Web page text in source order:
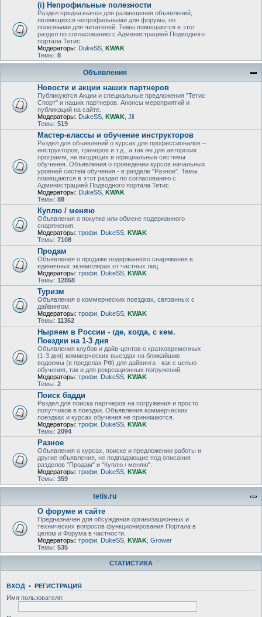
(i) Непрофильные полезности
Раздел предназначен для размещения объявлений,
являющихся непрофильными для форума, но
полезными для читателей. Темы помещаются в этот
раздел по согласованию с Администрацией Подводного
портала Тетис.
Модераторы: DukeSS KWAK
Темы: 8
Объявления
Новости и акции наших партнеров
Публикуются Акции и специальные предложения "Тетис
Спорт" и наших партнеров. Анонсы мероприятий и
публикаций на сайте.
Модераторы: DukeSS KWAK Jil
Темы: 519
Мастер-классы и обучение инструкторов
Раздел для объявлений о курсах для профессионалов –
инструкторов, тренеров и т.д., а так же для авторских
программ, не входящих в официальные системы
обучения. Объявления о проведении курсов начальных
уровней систем обучения - в разделе "Разное". Темы
помещаются в этот раздел по согласованию с
Администрацией Подводного портала Тетис.
Модераторы: DukeSS KWAK
Темы: 88
Куплю / меняю
Объявления о покупке или обмене подержанного
снаряжения.
Модераторы: трофи DukeSS KWAK
Темы: 7108
Продам
Объявления о продаже подержанного снаряжения в
единичных экземплярах от частных лиц.
Модераторы: трофи DukeSS KWAK
Темы: 12858
Туризм
Объявления о коммерческих поездках, связанных с
дайвингом.
Модераторы: трофи DukeSS KWAK
Темы: 11362
Ныряем в России - где, когда, с кем.
Поездки на 1-3 дня
Объявления клубов и дайв-центов о кратковременных
(1-3 дня) коммерческих выездах на ближайшие
водоемы (в пределах РФ) для дайвинга - как с целью
обучения, так и для рекреационных погружений.
Модераторы: трофи DukeSS KWAK
Темы: 2
Поиск бадди
Раздел для поиска партнеров на погружения и просто
попутчиков в поездки. Объявления коммерческих
поездках и курсах обучения не принимаются.
Модераторы: трофи DukeSS KWAK
Темы: 2094
Разное
Объявления о курсах, поиске и предложении работы и
другие объявления, не подпадающие под описания
разделов "Продам" и "Куплю / меняю".
Модераторы: трофи DukeSS KWAK
Темы: 359
tetis.ru
О форуме и сайте
Предназначен для обсуждения организационных и
технических вопросов функционирования Портала в
целом и Форума в частности.
Модераторы: трофи DukeSS KWAK Grower
Темы: 535
СТАТИСТИКА
ВХОД • РЕГИСТРАЦИЯ
Имя пользователя: